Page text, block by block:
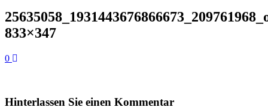
833×347
0
Hinterlassen Sie einen Kommentar